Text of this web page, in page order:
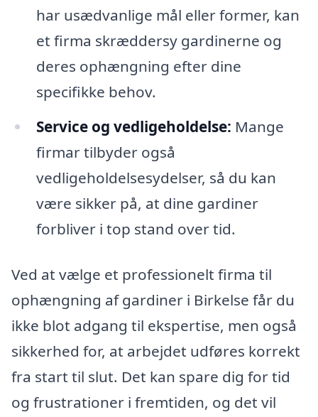
har usædvanlige mål eller former, kan
et firma skræddersy gardinerne og
deres ophængning efter dine
specifikke behov.
Service og vedligeholdelse: Mange
firmar tilbyder også
vedligeholdelsesydelser, så du kan
være sikker på, at dine gardiner
forbliver i top stand over tid.
Ved at vælge et professionelt firma til
ophængning af gardiner i Birkelse får du
ikke blot adgang til ekspertise, men også
sikkerhed for, at arbejdet udføres korrekt
fra start til slut. Det kan spare dig for tid
og frustrationer i fremtiden, og det vil